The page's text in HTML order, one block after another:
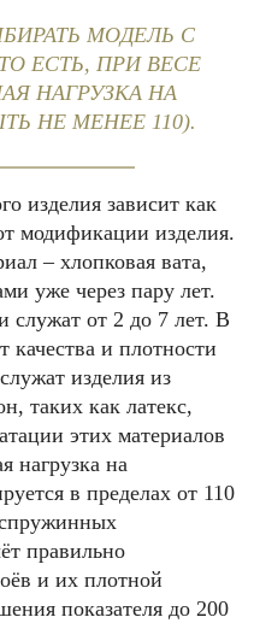
МОДЕЛЬ С
ЕСТЬ, ПРИ ВЕСЕ
НАГРУЗКА НА
НЕ МЕНЕЕ 110).
изделия зависит как
модификации изделия.
– хлопковая вата,
уже через пару лет.
служат от 2 до 7 лет. В
качества и плотности
изделия из
таких как латекс,
этих материалов
нагрузка на
в пределах от 110
правильно
и их плотной
показателя до 200